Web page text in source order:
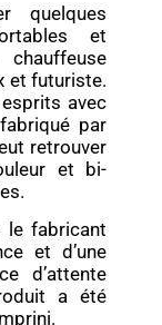
quelques
et
et futuriste.
avec
par
retrouver
et bi-
le fabricant
et d’une
d’attente
a été